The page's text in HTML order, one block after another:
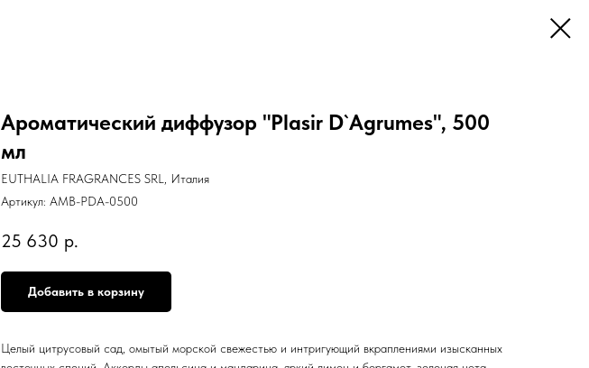
Ароматический диффузор "Plasir D`Agrumes", 500
мл
EUTHALIA FRAGRANCES SRL, Италия
Артикул: AMB-PDA-0500
25 630 р.
Добавить в корзину
Целый цитрусовый сад, омытый морской свежестью и интригующий вкраплениями изысканных